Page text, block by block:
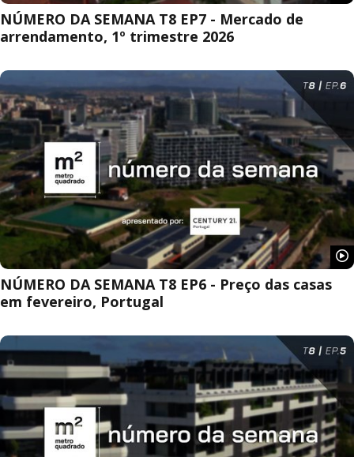
NÚMERO DA SEMANA T8 EP7 - Mercado de
arrendamento, 1º trimestre 2026
NÚMERO DA SEMANA T8 EP6 - Preço das casas
em fevereiro, Portugal